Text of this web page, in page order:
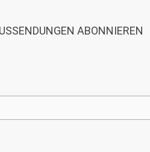
ABONNIEREN